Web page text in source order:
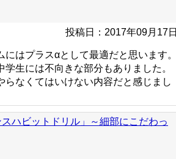
投稿日：2017年09月17日
はプラスαとして最適だと思います。
生には不向きな部分もありました。
なくてはいけない内容だと感じまし
ハビットドリル」～細部にこだわっ